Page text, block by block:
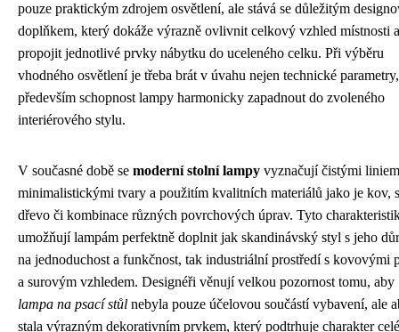
pouze praktickým zdrojem osvětlení, ale stává se důležitým
doplňkem, který dokáže výrazně ovlivnit celkový vzhled místnosti a
propojit jednotlivé prvky nábytku do uceleného celku. Při výběru
vhodného osvětlení je třeba brát v úvahu nejen technické
především schopnost lampy harmonicky zapadnout do zvoleného
interiérového stylu.
V současné době se moderní stolní lampy vyznačují čistými
minimalistickými tvary a použitím kvalitních materiálů jako je kov,
dřevo či kombinace různých povrchových úprav. Tyto
umožňují lampám perfektně doplnit jak skandinávský styl s jeho
na jednoduchost a funkčnost, tak industriální prostředí s kovovými
a surovým vzhledem. Designéři věnují velkou pozornost tomu, aby
lampa na psací stůl nebyla pouze účelovou součástí vybavení, ale
stala výrazným dekorativním prvkem, který podtrhuje charakter